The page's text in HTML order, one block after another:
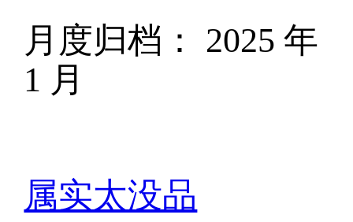
月度归档： 2025 年
1 月
属实太没品